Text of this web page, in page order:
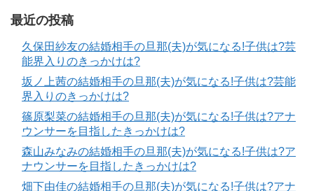
最近の投稿
久保田紗友の結婚相手の旦那(夫)が気になる!子供は?芸
能界入りのきっかけは?
坂ノ上茜の結婚相手の旦那(夫)が気になる!子供は?芸能
界入りのきっかけは?
篠原梨菜の結婚相手の旦那(夫)が気になる!子供は?アナ
ウンサーを目指したきっかけは?
森山みなみの結婚相手の旦那(夫)が気になる!子供は?ア
ナウンサーを目指したきっかけは?
畑下由佳の結婚相手の旦那(夫)が気になる!子供は?アナ